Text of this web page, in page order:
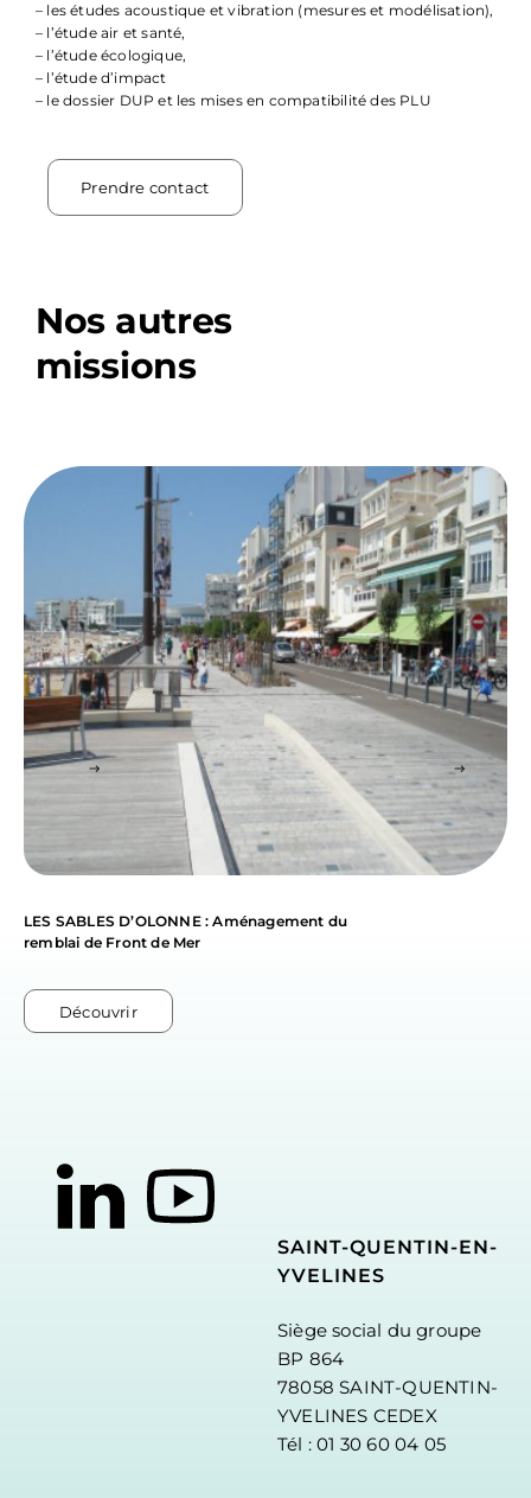
– les études acoustique et vibration (mesures et modélisation),
– l’étude air et santé,
– l’étude écologique,
– l’étude d’impact
– le dossier DUP et les mises en compatibilité des PLU
Prendre contact
Nos autres
missions
LES SABLES D’OLONNE : Aménagement du
remblai de Front de Mer
Découvrir
SAINT-QUENTIN-EN-
YVELINES
Siège social du groupe
BP 864
78058 SAINT-QUENTIN-
YVELINES CEDEX
Tél : 01 30 60 04 05